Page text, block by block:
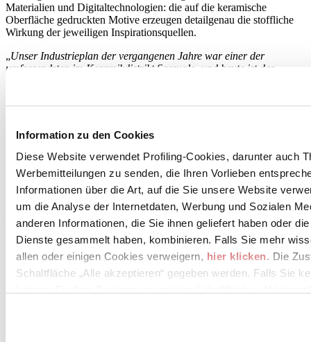
Information zu den Cookies
Diese Website verwendet Profiling-Cookies, darunter auch
Werbemitteilungen zu senden, die Ihren Vorlieben
Informationen über die Art, auf die Sie unsere Website
um die Analyse der Internetdaten, Werbung und Sozialen
anderen Informationen, die Sie ihnen geliefert haben oder
Dienste gesammelt haben, kombinieren. Falls Sie mehr
allen oder einigen Cookies verweigern, hier klicken. Die
Schaltfläche „Alle akzeptieren“ gegeben werden. Falls Sie
Materialien und Digitaltechnologien: die auf die keramische
Oberfläche gedruckten Motive erzeugen detailgenau die stoffliche
Wirkung der jeweiligen Inspirationsquellen.
„Unser Industrieplan der vergangenen Jahre war einer der
umfassendsten im Keramikdistrikt Sassuolo, und heute ist das
Produktion im Werk Solignano durch Einführung des
erreicht die Produktion nun 7,8 Millionen qm/Jahr.
Ceramiche Piemme hat das Jahr 2016 mit 104 Millionen Euro
abgeschlossen (2015 betrug der Umsatz 96,3 Millionen Euro). Der
Export in die USA, in den Nahen und in den Fernen Osten wies ein
zweistelliges Wachstum auf. Der italienische Markt wuchs
gegenüber 2015 um 6 %. Dank der starken Zugkraft des US-
amerikanischen Markts und der zunehmenden Stabilität in Europa
setzt das Unternehmen nun auf die beiden Marken, die seine
Geschichte geschrieben haben, um die Wettbewerbsfähigkeit im
mittleren bis oberen Marktsegment und bei internationalen
Großprojekten zu steigern.
Koniakte: